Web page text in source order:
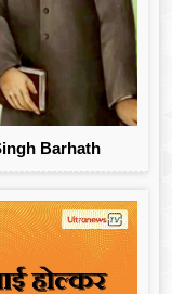
Barhath